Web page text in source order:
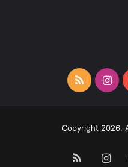
‫YouTubeانستقرامملخص
RSS
‫YouTubeانستقرام